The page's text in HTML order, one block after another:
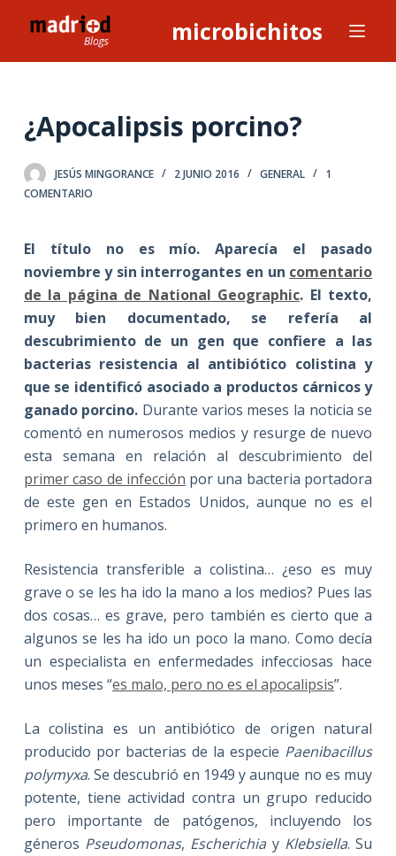
l
n
e
n
d
o
microbichitos
¿Apocalipsis porcino?
JESÚS MINGORANCE 2 JUNIO 2016 GENERAL
1
COMENTARIO
El título no es mío. Aparecía el pasado
noviembre y sin interrogantes en un comentario
de la página de National Geographic. El texto,
muy bien documentado, se refería al
descubrimiento de un gen que confiere a las
bacterias resistencia al antibiótico colistina y
que se identificó asociado a productos cárnicos y
ganado porcino. Durante varios meses la noticia se
comentó en numerosos medios y resurge de nuevo
esta semana en relación al descubrimiento del
primer caso de infección por una bacteria portadora
de este gen en Estados Unidos, aunque no es el
primero en humanos.
Resistencia transferible a colistina… ¿eso es muy
grave o se les ha ido la mano a los medios? Pues las
dos cosas… es grave, pero también es cierto que a
algunos se les ha ido un poco la mano. Como decía
un especialista en enfermedades infecciosas hace
unos meses “es malo, pero no es el apocalipsis”.
La colistina es un antibiótico de origen natural
producido por bacterias de la especie Paenibacillus
polymyxa. Se descubrió en 1949 y aunque no es muy
potente, tiene actividad contra un grupo reducido
pero importante de patógenos, incluyendo los
géneros Pseudomonas, Escherichia y Klebsiella. Su